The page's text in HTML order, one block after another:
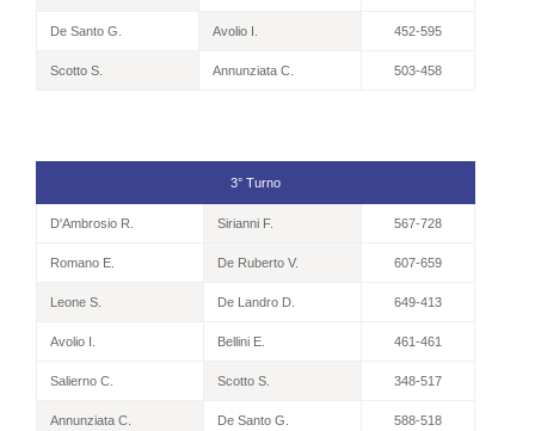
De Santo G. Avolio I. 452-595
Scotto S. Annunziata C. 503-458
3° Turno
D'Ambrosio R. Sirianni F. 567-728
Romano E. De Ruberto V. 607-659
Leone S. De Landro D. 649-413
Avolio I. Bellini E. 461-461
Salierno C. Scotto S. 348-517
Annunziata C. De Santo G. 588-518